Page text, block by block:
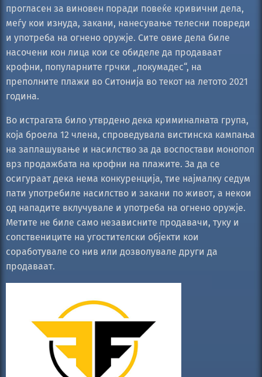
прогласен за виновен поради повеќе кривични дела,
меѓу кои изнуда, закани, нанесување телесни повреди
и употреба на огнено оружје. Сите овие дела биле
насочени кон лица кои се обиделе да продаваат
крофни, популарните грчки „локумадес“, на
преполните плажи во Ситонија во текот на летото 2021
година.
Во истрагата било утврдено дека криминалната група,
која броела 12 члена, спроведувала вистинска кампања
на заплашување и насилство за да воспостави монопол
врз продажбата на крофни на плажите. За да се
осигураат дека нема конкуренција, тие најмалку седум
пати употребиле насилство и закани по живот, а некои
од нападите вклучувале и употреба на огнено оружје.
Метите не биле само независните продавачи, туку и
сопствениците на угостителски објекти кои
соработувале со нив или дозволувале други да
продаваат.